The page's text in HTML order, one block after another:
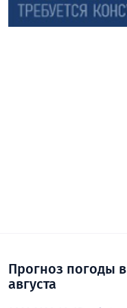
Прогноз погоды
августа